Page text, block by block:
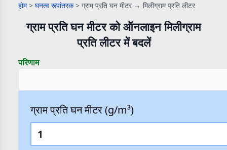
होम > घनत्व रूपांतरक > ग्राम प्रति घन मीटर → मिलीग्राम प्रति लीटर
ग्राम प्रति घन मीटर को ऑनलाइन मिलीग्राम
प्रति लीटर में बदलें
परिणाम
ग्राम प्रति घन मीटर (g/m³)